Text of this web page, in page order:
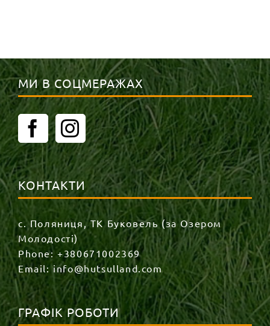
МИ В СОЦМЕРАЖАХ
КОНТАКТИ
с. Поляниця, ТК Буковель (за Озером
Молодості)
Phone:+380671002369
Email:info@hutsulland.com
ГРАФІК РОБОТИ